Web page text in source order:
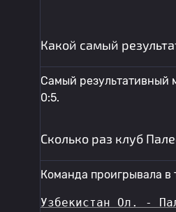
Какой самый
Самый результативный
0:5.
Сколько раз клуб
Команда проигрывала в
Узбекистан Ол. -